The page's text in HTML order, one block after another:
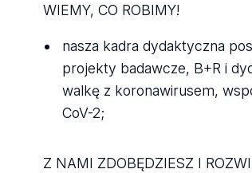
WIEMY, CO ROBIMY!
nasza kadra dydaktyczna
projekty badawcze, B+R i
walkę z koronawirusem,
CoV-2;
Z NAMI ZDOBĘDZIESZ I